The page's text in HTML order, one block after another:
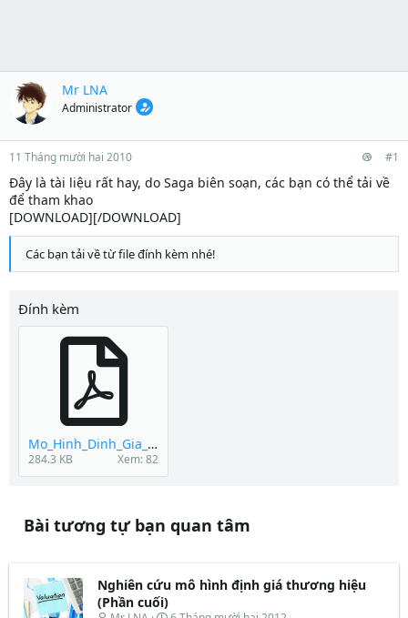
Mr LNA
Administrator
11 Tháng mười hai 2010 #1
Đây là tài liệu rất hay, do Saga biên soạn, các bạn có thể tải về
để tham khao
[DOWNLOAD][/DOWNLOAD]
Các bạn tải về từ file đính kèm nhé!
Đính kèm
Mo_Hinh_Dinh_Gia_Thuong_HIeu.pdf
284.3 KB Xem: 82
Bài tương tự bạn quan tâm
Nghiên cứu mô hình định giá thương hiệu
(Phần cuối)